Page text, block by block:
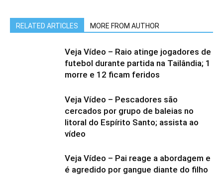
RELATED ARTICLES MORE FROM AUTHOR
Veja Vídeo – Raio atinge jogadores de
futebol durante partida na Tailândia; 1
morre e 12 ficam feridos
Veja Vídeo – Pescadores são
cercados por grupo de baleias no
litoral do Espírito Santo; assista ao
vídeo
Veja Vídeo – Pai reage a abordagem e
é agredido por gangue diante do filho